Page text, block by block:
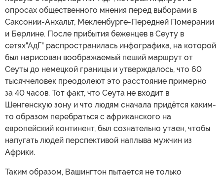
опросах общественного мнения перед выборами в
Саксонии-Анхальт, Мекленбурге-Передней Померании
и Берлине. После прибытия беженцев в Сеуту в
сетях"АдГ" распространилась инфографика, на которой
был нарисован воображаемый пеший маршрут от
Сеуты до немецкой границы и утверждалось, что 60
тысяччеловек преодолеют это расстояние примерно
за 40 часов. Тот факт, что Сеута не входит в
Шенгенскую зону и что людям сначала придётся каким-
то образом перебраться с африканского на
европейский континент, был сознательно утаен, чтобы
напугать людей перспективой наплыва мужчин из
Африки.
Таким образом, Вашингтон пытается не только